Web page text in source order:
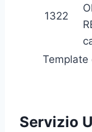
1322
Servizio